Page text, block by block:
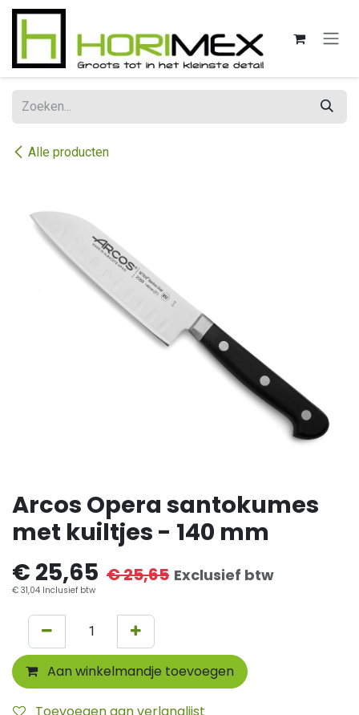
Overslaan naar inhoud
Alle producten
Arcos Opera santokumes
met kuiltjes - 140 mm
€ 25,65 €25,65 Exclusief btw
€ 31,04 Inclusief btw
Aan winkelmandje toevoegen
Toevoegen aan verlanglijst